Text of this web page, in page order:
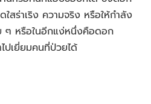
สร่าเริง ความจริง หรือให้กำลัง
ๆ หรือในอีกแง่หนึ่งคือดอก
ปเยี่ยมคนที่ป่วยได้